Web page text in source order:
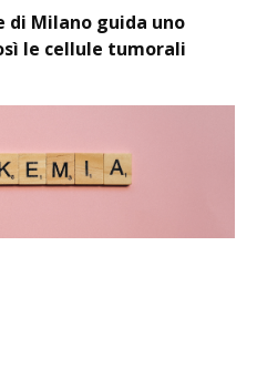
di Milano guida uno
le cellule tumorali